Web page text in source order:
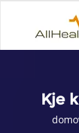
Kje